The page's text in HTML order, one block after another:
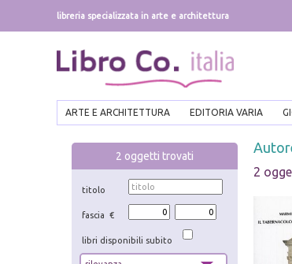
libreria specializzata in arte e architettura
ARTE E ARCHITETTURA EDITORIA VARIA
2 oggetti trovati
titolo
fascia €
libri disponibili subito
2